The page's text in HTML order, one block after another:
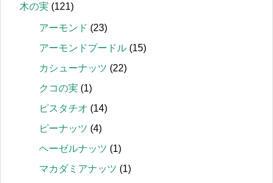
木の実 (121)
アーモンド (23)
アーモンドプードル (15)
カシューナッツ (22)
クコの実 (1)
ピスタチオ (14)
ピーナッツ (4)
ヘーゼルナッツ (1)
マカダミアナッツ (1)